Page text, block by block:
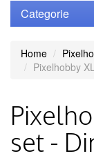
Categorie
Home
Pixelhobby
set -